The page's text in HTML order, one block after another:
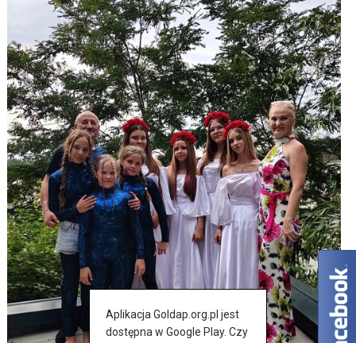
Aplikacja Goldap.org.pl jest
dostępna w Google Play. Czy